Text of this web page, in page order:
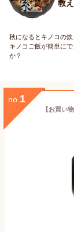
教
秋になるとキノコの
キノコご飯が簡単に
か？
no. 1